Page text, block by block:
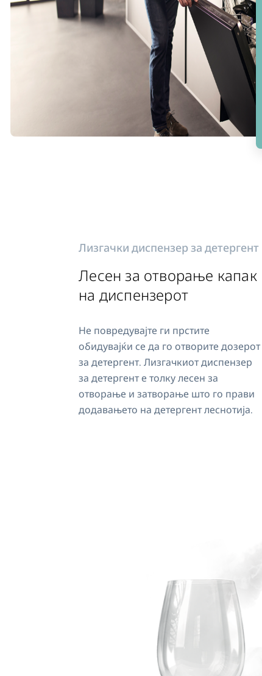
Лизгачки диспензер за детергент
Лесен за отворање капак
на диспензерот
Не повредувајте ги прстите
обидувајќи се да го отворите дозерот
за детергент. Лизгачкиот диспензер
за детергент е толку лесен за
отворање и затворање што го прави
додавањето на детергент леснотија.